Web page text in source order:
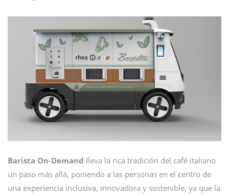
Barista On-Demand lleva la rica tradición del café italiano
un paso más allá, poniendo a las personas en el centro de
una experiencia inclusiva, innovadora y sostenible, ya que la